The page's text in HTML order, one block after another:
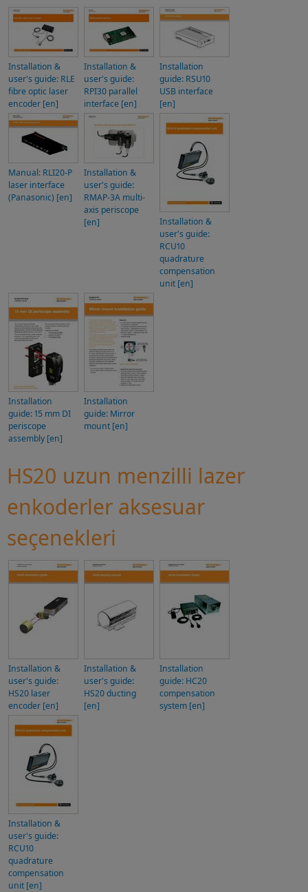
Installation &
user's guide: RLE
fibre optic laser
encoder [en]
Installation &
user's guide:
RPI30 parallel
interface [en]
Installation
guide: RSU10
USB interface
[en]
Manual: RLI20-P
laser interface
(Panasonic) [en]
Installation &
user's guide:
RMAP-3A multi-
axis periscope
[en]
Installation &
user's guide:
RCU10
quadrature
compensation
unit [en]
Installation
guide: 15 mm DI
periscope
assembly [en]
Installation
guide: Mirror
mount [en]
HS20 uzun menzilli lazer
enkoderler aksesuar
seçenekleri
Installation &
user's guide:
HS20 laser
encoder [en]
Installation &
user's guide:
HS20 ducting
[en]
Installation
guide: HC20
compensation
system [en]
Installation &
user's guide:
RCU10
quadrature
compensation
unit [en]